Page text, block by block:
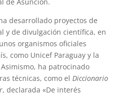
desarrollado proyectos de
y de divulgación científica, en
organismos oficiales
como Unicef Paraguay y la
ha patrocinado
técnicas, como el Diccionario
, declarada «De interés